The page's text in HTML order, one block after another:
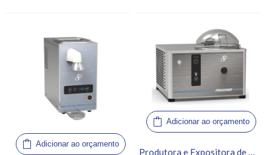
Adicionar ao orçamento
Adicionar ao orçamento
Produtora e Expositora de Gelato – Frigomat, G10